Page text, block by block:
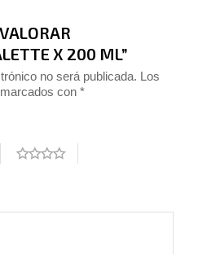
X 200 ML”
no será publicada. Los
con *